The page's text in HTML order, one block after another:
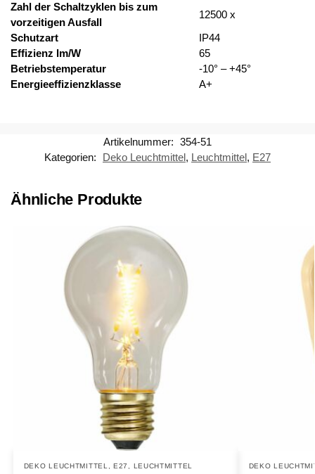
Zahl der Schaltzyklen bis zum
vorzeitigen Ausfall
12500 x
Schutzart
IP44
Effizienz lm/W
65
Betriebstemperatur
-10° – +45°
Energieeffizienzklasse
A+
Artikelnummer: 354-51
Kategorien:
Deko Leuchtmittel, Leuchtmittel, E27
Ähnliche Produkte
DEKO LEUCHTMITTEL ,E27 LEUCHTMITTEL DEKO